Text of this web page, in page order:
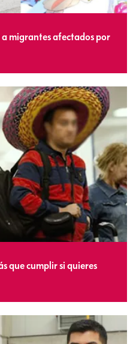
migrantes afectados por
que cumplir si quieres